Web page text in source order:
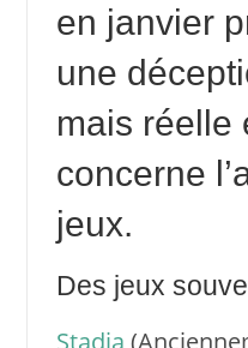
en janvier
une
mais réelle
concerne
jeux.
Des jeux
Stadia